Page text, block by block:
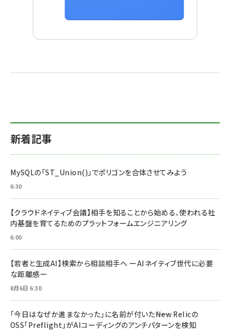
新着記事
MySQLの「ST_Union()」でポリゴンを合体させてみよう
6:30
【クラウドネイティブ会議】相手を知ることから始める、使われる社
内基盤を育てるためのプラットフォームエンジニアリング
6:00
【若者と生成AI】検索から相談相手へ ーAIネイティブ世代に必要
な距離感ー
8月6日 6:30
「今日はなぜか進まなかった」に名前が付いた――New Relicの
OSS「Preflight」がAIコーディングのアンチパターンを検知